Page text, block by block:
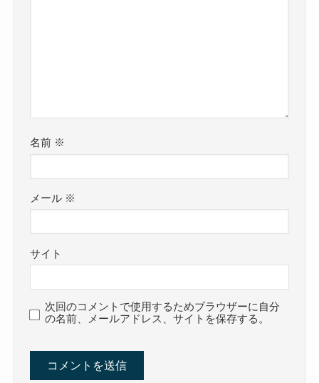
名前 ※
メール ※
サイト
次回のコメントで使用するためブラウザーに自分
の名前、メールアドレス、サイトを保存する。